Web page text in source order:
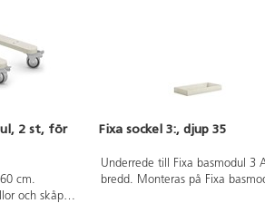
2 st, för
cm.
och skåp
Fixa sockel 3:, djup 35
Underrede till Fixa basmodul 3
bredd. Monteras på Fixa